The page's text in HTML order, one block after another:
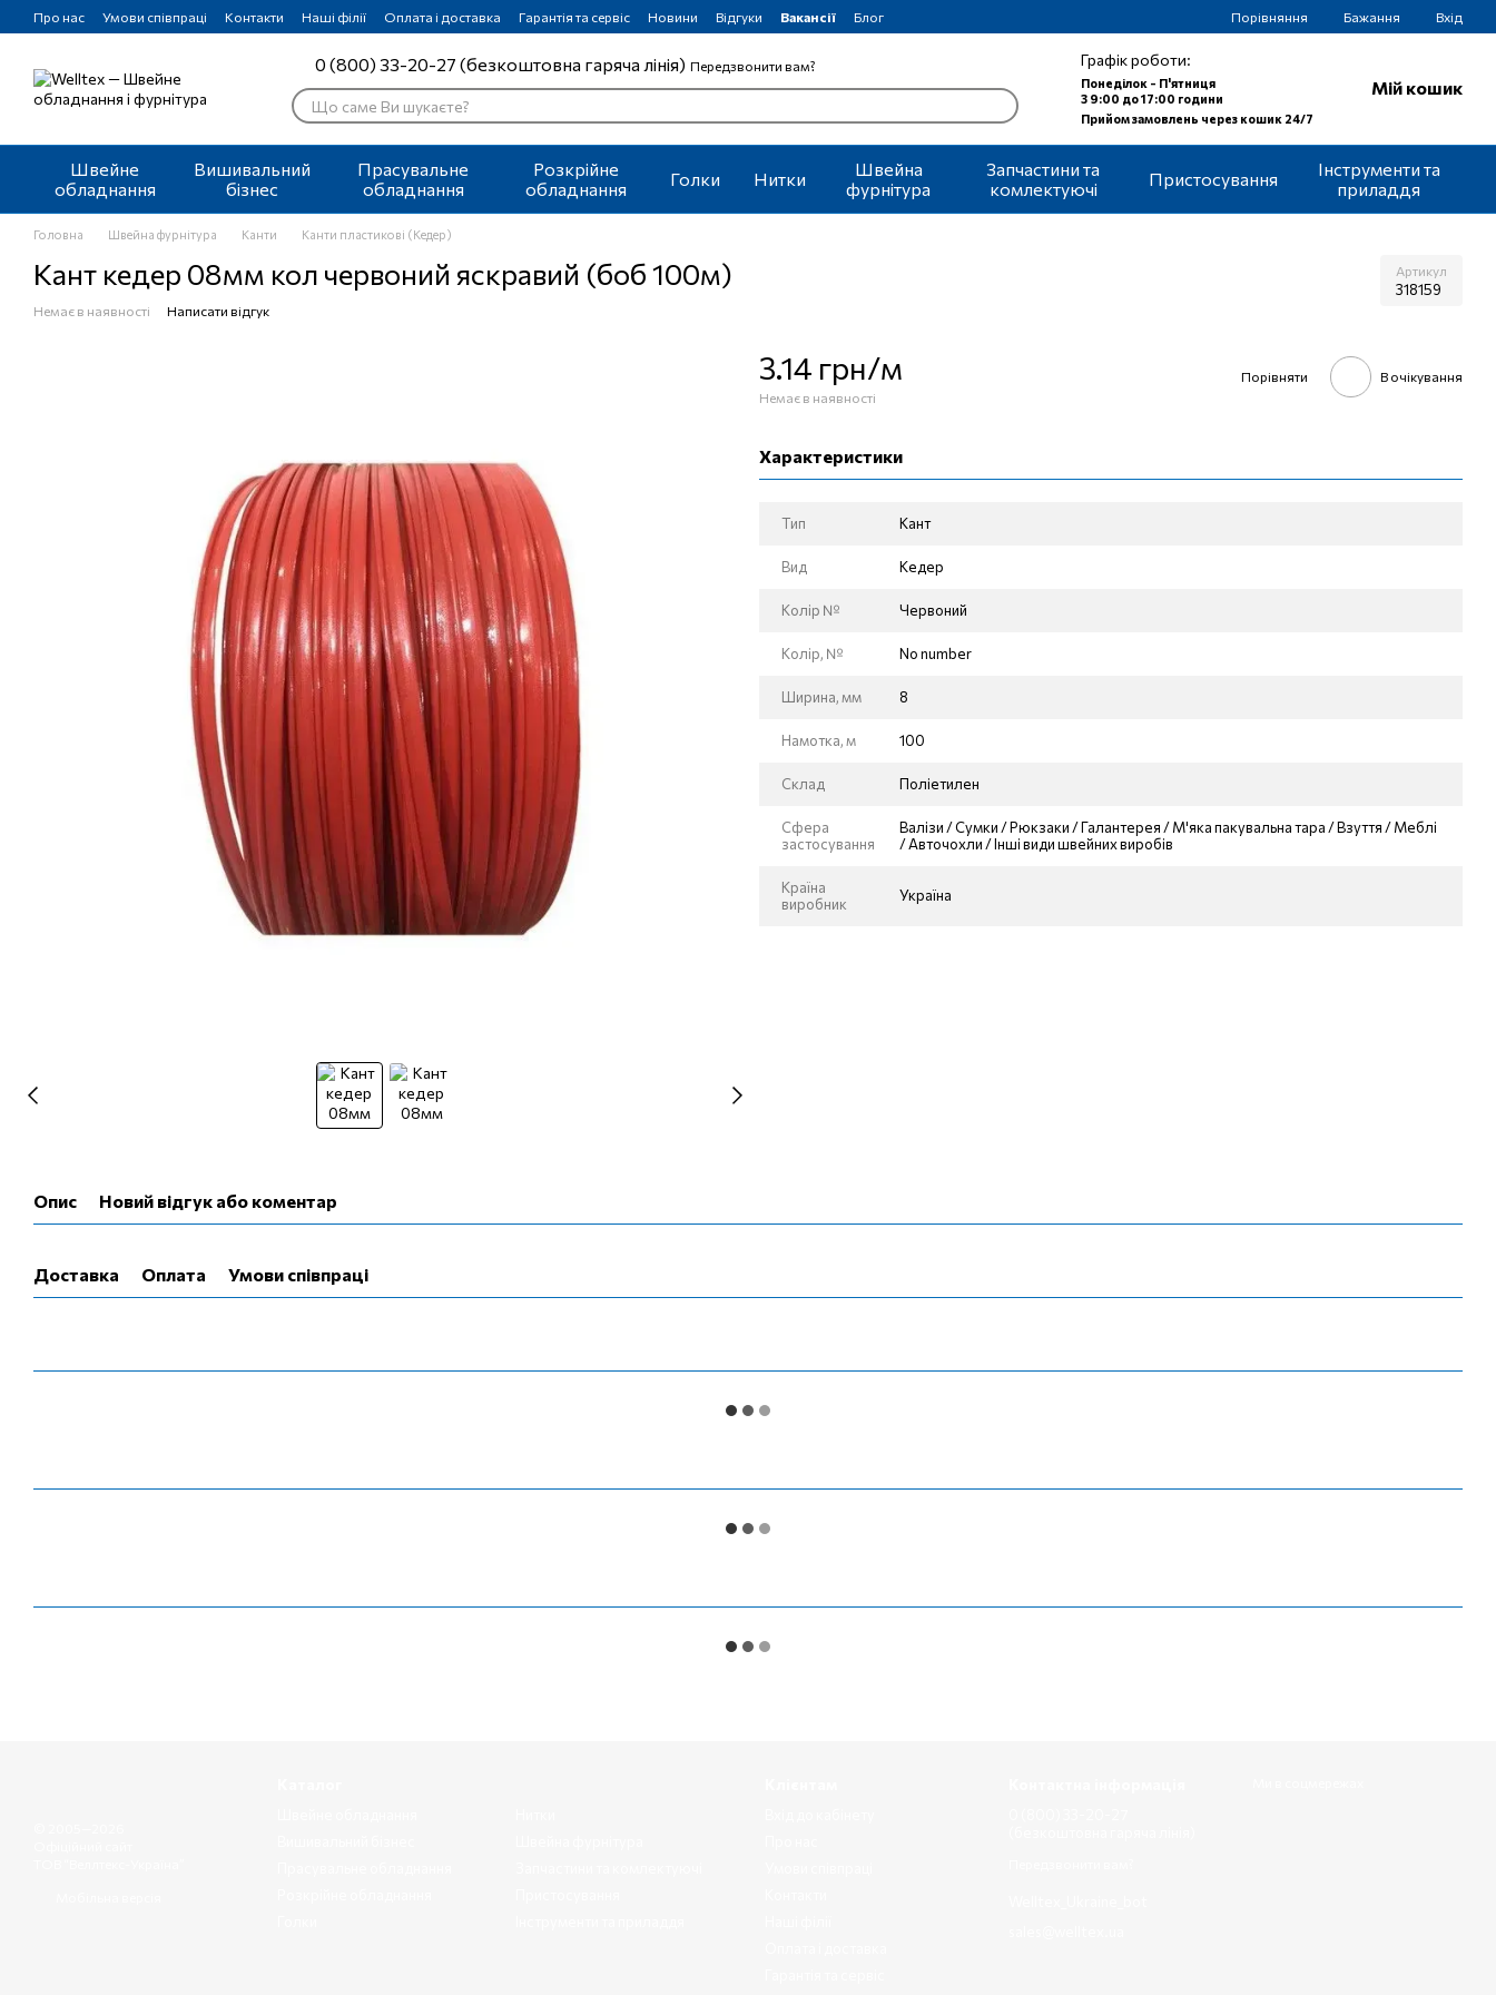
Перейти до основного контенту
Про нас Умови співпраці Контакти Наші філії Оплата і доставка Гарантія та сервіс Новини Відгуки Вакансії Блог Порівняння Бажання Вхід
0 (800) 33-20-27 (безкоштовна гаряча лінія) Передзвонити вам? Графік роботи:
Понеділок - П'ятниця
З 9:00 до 17:00 години
Прийом замовлень через кошик 24/7
Мій кошик
Швейне
обладнання
Вишивальний
бізнес
Прасувальне
обладнання
Розкрійне
обладнання
Голки Нитки
Швейна
фурнітура
Запчастини та
комлектуючі
Пристосування
Інструменти та
приладдя
Головна Швейна фурнітура Канти Канти пластикові (Кедер)
Кант кедер 08мм кол червоний яскравий (боб 100м) Артикул
318159
Немає в наявності Написати відгук
3.14 грн/м
Немає в наявності
Порівняти В очікування
Характеристики
Тип Кант
Вид Кедер
Колір № Червоний
Колір, № No number
Ширина, мм 8
Намотка, м 100
Склад Поліетилен
Сфера
застосування
Валізи / Сумки / Рюкзаки / Галантерея / М'яка пакувальна тара / Взуття / Меблі
/ Авточохли / Інші види швейних виробів
Країна
виробник
Україна
Опис Новий відгук або коментар
Доставка Оплата Умови співпраці